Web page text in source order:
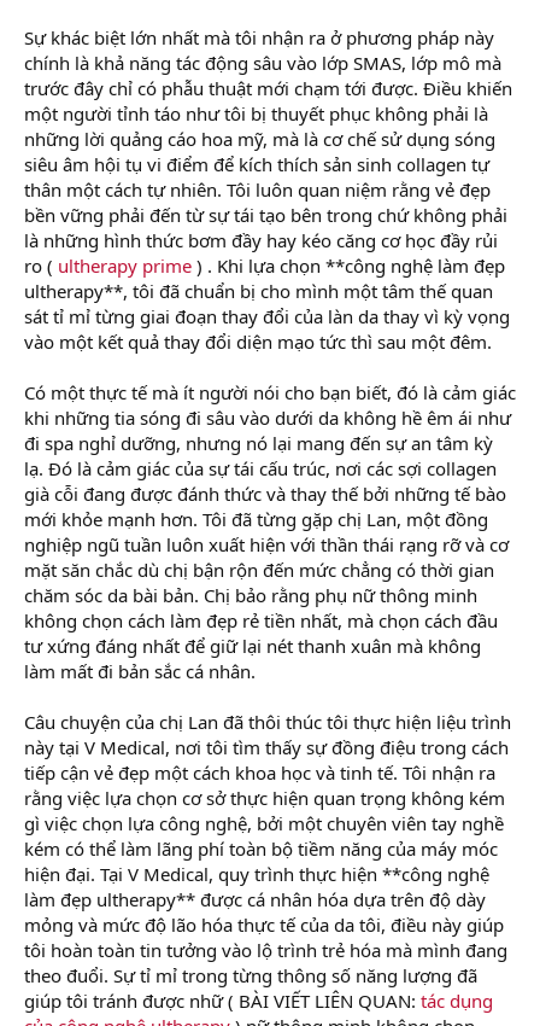
Sự khác biệt lớn nhất mà tôi nhận ra ở phương pháp này
chính là khả năng tác động sâu vào lớp SMAS, lớp mô mà
trước đây chỉ có phẫu thuật mới chạm tới được. Điều khiến
một người tỉnh táo như tôi bị thuyết phục không phải là
những lời quảng cáo hoa mỹ, mà là cơ chế sử dụng sóng
siêu âm hội tụ vi điểm để kích thích sản sinh collagen tự
thân một cách tự nhiên. Tôi luôn quan niệm rằng vẻ đẹp
bền vững phải đến từ sự tái tạo bên trong chứ không phải
là những hình thức bơm đầy hay kéo căng cơ học đầy rủi
ro ( ultherapy prime ) . Khi lựa chọn **công nghệ làm đẹp
ultherapy**, tôi đã chuẩn bị cho mình một tâm thế quan
sát tỉ mỉ từng giai đoạn thay đổi của làn da thay vì kỳ vọng
vào một kết quả thay đổi diện mạo tức thì sau một đêm.
Có một thực tế mà ít người nói cho bạn biết, đó là cảm giác
khi những tia sóng đi sâu vào dưới da không hề êm ái như
đi spa nghỉ dưỡng, nhưng nó lại mang đến sự an tâm kỳ
lạ. Đó là cảm giác của sự tái cấu trúc, nơi các sợi collagen
già cỗi đang được đánh thức và thay thế bởi những tế bào
mới khỏe mạnh hơn. Tôi đã từng gặp chị Lan, một đồng
nghiệp ngũ tuần luôn xuất hiện với thần thái rạng rỡ và cơ
mặt săn chắc dù chị bận rộn đến mức chẳng có thời gian
chăm sóc da bài bản. Chị bảo rằng phụ nữ thông minh
không chọn cách làm đẹp rẻ tiền nhất, mà chọn cách đầu
tư xứng đáng nhất để giữ lại nét thanh xuân mà không
làm mất đi bản sắc cá nhân.
Câu chuyện của chị Lan đã thôi thúc tôi thực hiện liệu trình
này tại V Medical, nơi tôi tìm thấy sự đồng điệu trong cách
tiếp cận vẻ đẹp một cách khoa học và tinh tế. Tôi nhận ra
rằng việc lựa chọn cơ sở thực hiện quan trọng không kém
gì việc chọn lựa công nghệ, bởi một chuyên viên tay nghề
kém có thể làm lãng phí toàn bộ tiềm năng của máy móc
hiện đại. Tại V Medical, quy trình thực hiện **công nghệ
làm đẹp ultherapy** được cá nhân hóa dựa trên độ dày
mỏng và mức độ lão hóa thực tế của da tôi, điều này giúp
tôi hoàn toàn tin tưởng vào lộ trình trẻ hóa mà mình đang
theo đuổi. Sự tỉ mỉ trong từng thông số năng lượng đã
giúp tôi tránh được nhữ ( BÀI VIẾT LIÊN QUAN: tác dụng